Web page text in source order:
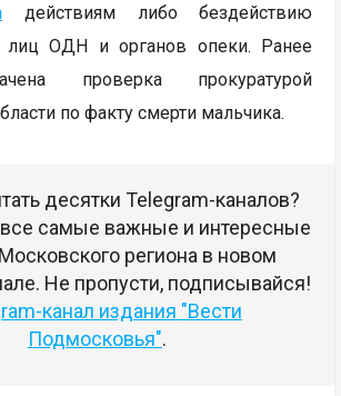
действиям либо бездействию
лиц ОДН и органов опеки. Ранее
проверка прокуратурой
по факту смерти мальчика.
десятки Telegram-каналов?
самые важные и интересные
региона в новом
Не пропусти, подписывайся!
канал издания "Вести
Подмосковья".